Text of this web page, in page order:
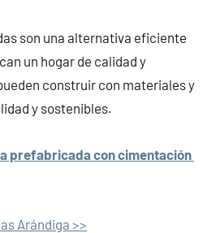
son una alternativa eficiente
un hogar de calidad y
construir con materiales y
y sostenibles.
prefabricada con cimentación
Arándiga >>